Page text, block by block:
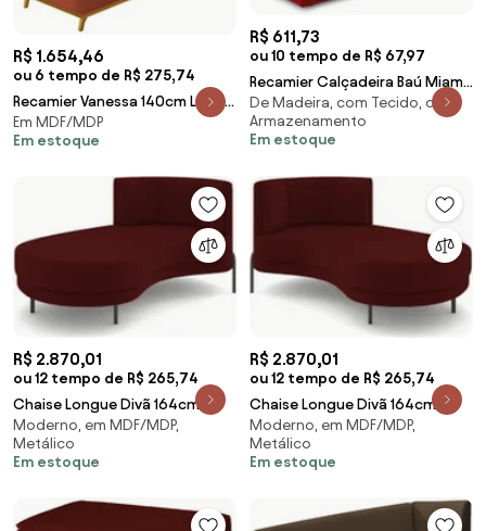
R$ 1.654,46
ou 6 tempo de R$ 275,74
Recamier Vanessa 140cm Lado
Esquerdo Suede Terracota- ADJ
Decor
Em MDF/MDP
Em estoque
R$ 611,73
ou 10 tempo de R$ 67,97
Recamier Calçadeira Baú Miami
Veludo Vermelho - Simbal -
Vermelho
De Madeira, com Tecido, com
Armazenamento
Em estoque
R$ 2.870,01
ou 12 tempo de R$ 265,74
Chaise Longue Divã 164cm
Braço Direito Logus D06 Veludo
Vermelho - Mpo
Moderno, em MDF/MDP,
Metálico
Em estoque
R$ 2.870,01
ou 12 tempo de R$ 265,74
Chaise Longue Divã 164cm
Braço Esquerdo Logus D06
Veludo Vermelho - Mp
Moderno, em MDF/MDP,
Metálico
Em estoque